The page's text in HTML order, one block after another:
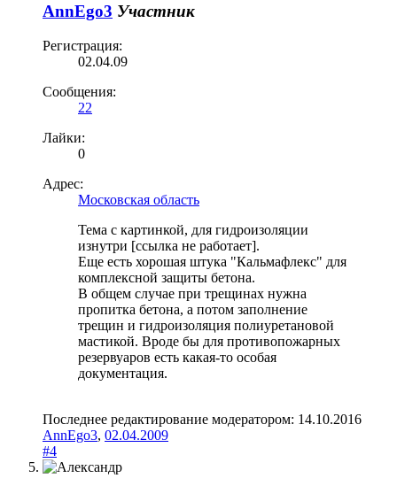
AnnEgo3 Участник
Регистрация:
02.04.09
Сообщения:
22
Лайки:
0
Адрес:
Московская область
Тема с картинкой, для гидроизоляции
изнутри [ссылка не работает].
Еще есть хорошая штука "Кальмафлекс" для
комплексной защиты бетона.
В общем случае при трещинах нужна
пропитка бетона, а потом заполнение
трещин и гидроизоляция полиуретановой
мастикой. Вроде бы для противопожарных
резервуаров есть какая-то особая
документация.
Последнее редактирование модератором: 14.10.2016
AnnEgo3, 02.04.2009
#4